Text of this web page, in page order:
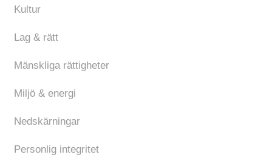
Kultur
Lag & rätt
Mänskliga rättigheter
Miljö & energi
Nedskärningar
Personlig integritet